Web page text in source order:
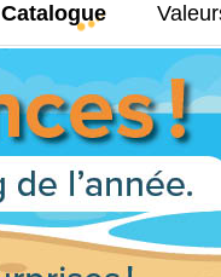
Catalogue